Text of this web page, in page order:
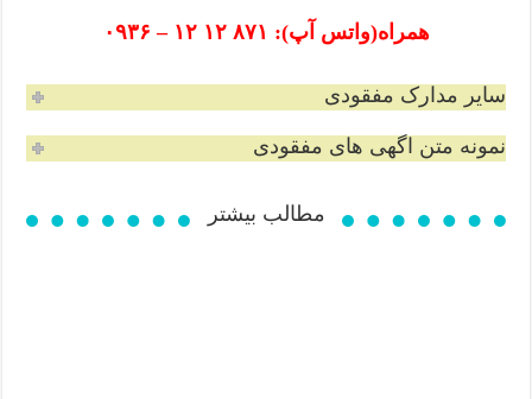
همراه(واتس آپ): ۸۷۱ ۱۲ ۱۲ – ۰۹۳۶
سایر مدارک مفقودی
نمونه متن اگهی های مفقودی
مطالب بیشتر